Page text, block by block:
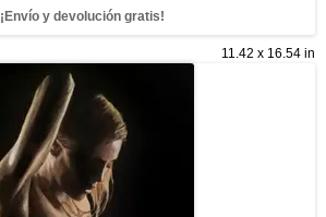
¡Envío y devolución gratis!
11.42 x 16.54 in